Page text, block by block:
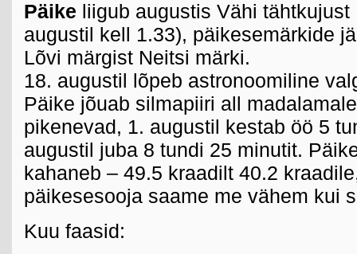
Päike liigub augustis Vähi
augustil kell 1.33), päikesemärkide
Lõvi märgist Neitsi märki.
18. augustil lõpeb astronoomiline
Päike jõuab silmapiiri all
pikenevad, 1. augustil kestab öö 5
augustil juba 8 tundi 25 minutit.
kahaneb – 49.5 kraadilt 40.2
päikesesooja saame me vähem kui
Kuu faasid: